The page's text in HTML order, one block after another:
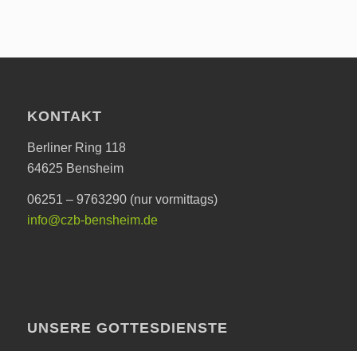
KONTAKT
Berliner Ring 118
64625 Bensheim
06251 – 9763290 (nur vormittags)
info@czb-bensheim.de
UNSERE GOTTESDIENSTE